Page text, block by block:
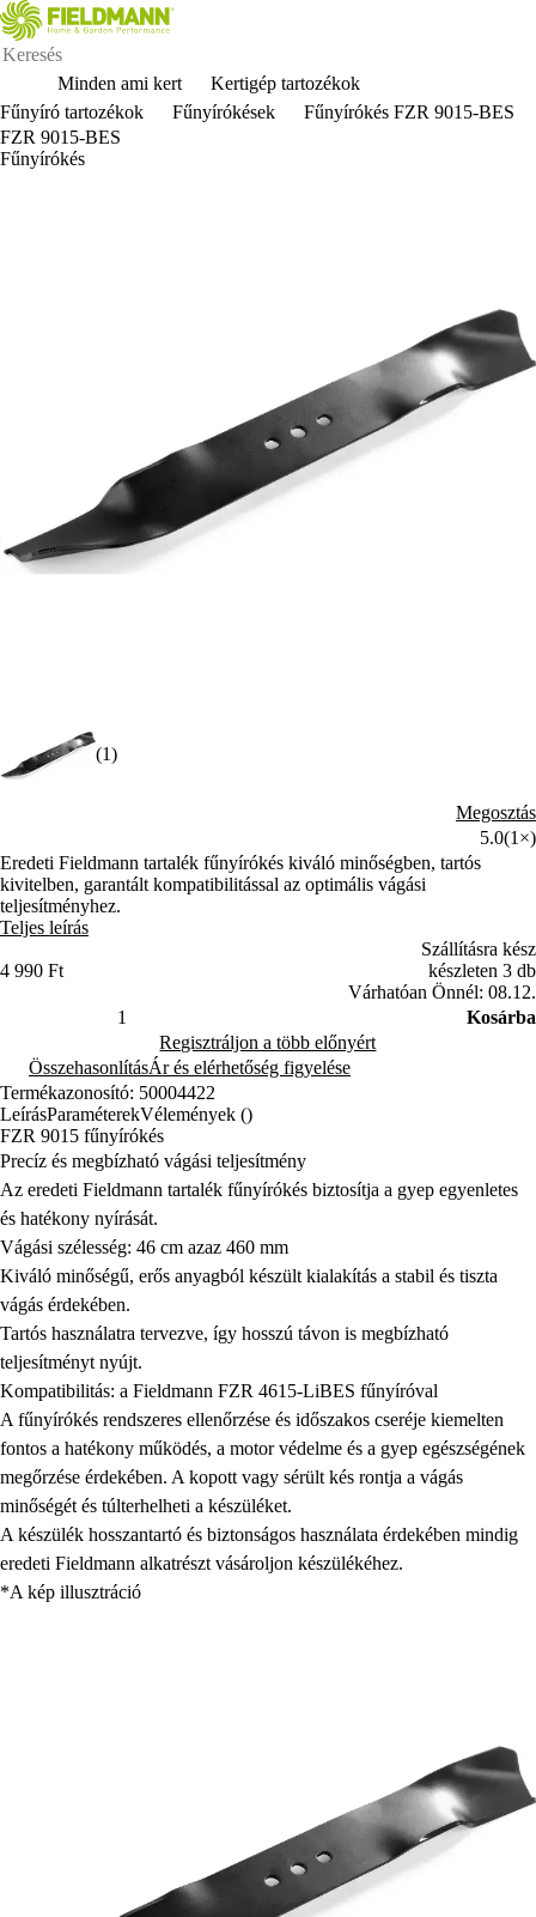
Minden ami kert
Kertigép tartozékok
Fűnyíró tartozékok
Fűnyírókések
Fűnyírókés FZR 9015-BES
FZR 9015-BES
Fűnyírókés
(1)
Megosztás
5.0(1×)
Eredeti Fieldmann tartalék fűnyírókés kiváló minőségben, tartós
kivitelben, garantált kompatibilitással az optimális vágási
teljesítményhez.
Teljes leírás
4 990 Ft
Szállításra kész
készleten 3 db
Várhatóan Önnél: 08.12.
Kosárba
Regisztráljon a több előnyért
ÖsszehasonlításÁr és elérhetőség figyelése
Termékazonosító: 50004422
LeírásParaméterekVélemények ()
FZR 9015 fűnyírókés
Precíz és megbízható vágási teljesítmény
Az eredeti Fieldmann tartalék fűnyírókés biztosítja a gyep egyenletes
és hatékony nyírását.
Vágási szélesség: 46 cm azaz 460 mm
Kiváló minőségű, erős anyagból készült kialakítás a stabil és tiszta
vágás érdekében.
Tartós használatra tervezve, így hosszú távon is megbízható
teljesítményt nyújt.
Kompatibilitás: a Fieldmann FZR 4615-LiBES fűnyíróval
A fűnyírókés rendszeres ellenőrzése és időszakos cseréje kiemelten
fontos a hatékony működés, a motor védelme és a gyep egészségének
megőrzése érdekében. A kopott vagy sérült kés rontja a vágás
minőségét és túlterhelheti a készüléket.
A készülék hosszantartó és biztonságos használata érdekében mindig
eredeti Fieldmann alkatrészt vásároljon készülékéhez.
*A kép illusztráció